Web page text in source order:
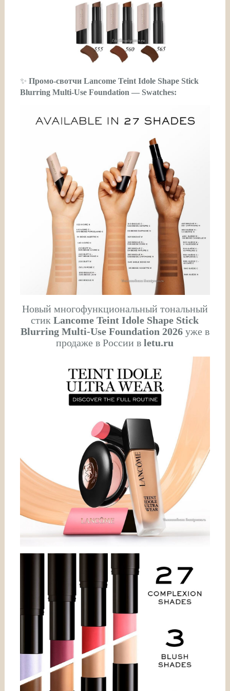
✨ Промо-свотчи Lancome Teint Idole Shape Stick
Blurring Multi-Use Foundation — Swatches:
Новый многофункциональный тональный
стикLancome Teint Idole Shape Stick
Blurring Multi-Use Foundation 2026уже в
продаже в России вletu.ru